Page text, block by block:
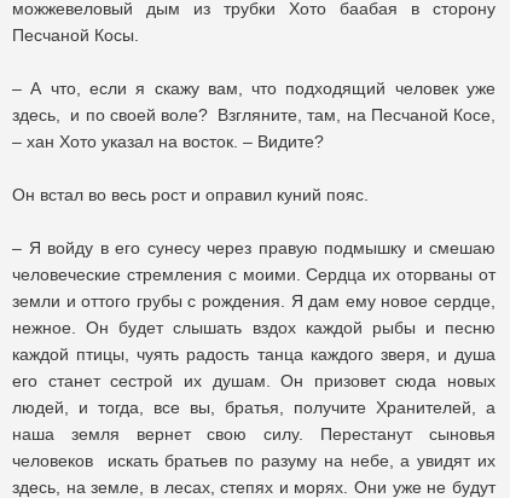
можжевеловый дым из трубки Хото баабая в сторону
Песчаной Косы.
– А что, если я скажу вам, что подходящий человек уже
здесь, и по своей воле? Взгляните, там, на Песчаной Косе,
– хан Хото указал на восток. – Видите?
Он встал во весь рост и оправил куний пояс.
– Я войду в его сунесу через правую подмышку и смешаю
человеческие стремления с моими. Сердца их оторваны от
земли и оттого грубы с рождения. Я дам ему новое сердце,
нежное. Он будет слышать вздох каждой рыбы и песню
каждой птицы, чуять радость танца каждого зверя, и душа
его станет сестрой их душам. Он призовет сюда новых
людей, и тогда, все вы, братья, получите Хранителей, а
наша земля вернет свою силу. Перестанут сыновья
человеков искать братьев по разуму на небе, а увидят их
здесь, на земле, в лесах, степях и морях. Они уже не будут